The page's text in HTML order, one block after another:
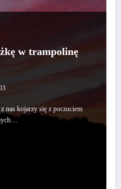
w trampolinę
nas kojarzy się z poczuciem